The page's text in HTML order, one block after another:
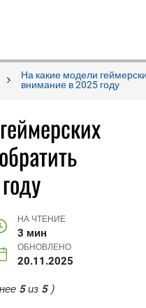
На какие модели
внимание в 2025 году
НА ЧТЕНИЕ
3 мин
ОБНОВЛЕНО
20.11.2025
5из 5)